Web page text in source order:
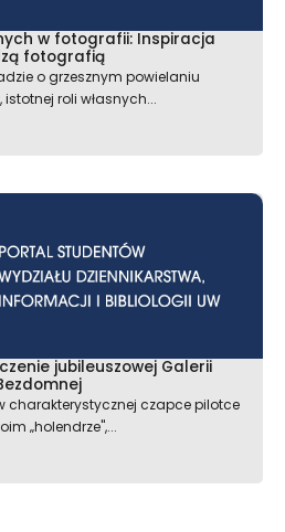
w fotografii: Inspiracja
fotografią
o grzesznym powielaniu
roli własnych...
jubileuszowej Galerii
charakterystycznej czapce pilotce
„holendrze",...